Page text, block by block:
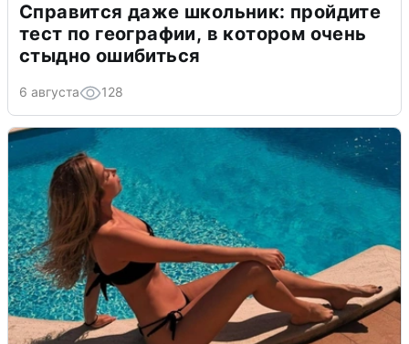
Справится даже школьник: пройдите
тест по географии, в котором очень
стыдно ошибиться
6 августа 128